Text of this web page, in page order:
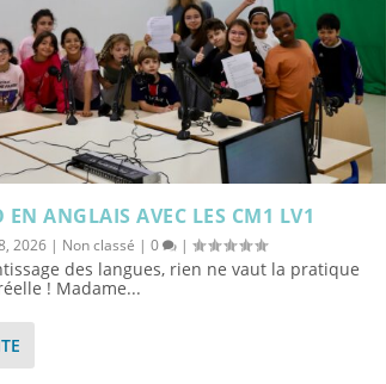
EN ANGLAIS AVEC LES CM1 LV1
2026 | Non classé |0 |
des langues, rien ne vaut la pratique
! Madame...